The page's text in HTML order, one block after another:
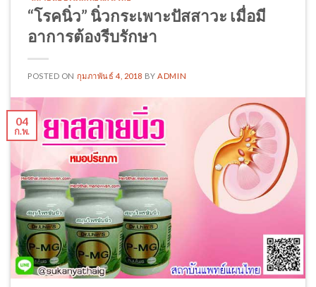
“โรคนิ่ว” นิ่วกระเพาะปัสสาวะ เมื่อมี
อาการต้องรีบรักษา
POSTED ON กุมภาพันธ์ 4, 2018 BY ADMIN
04
ก.พ.